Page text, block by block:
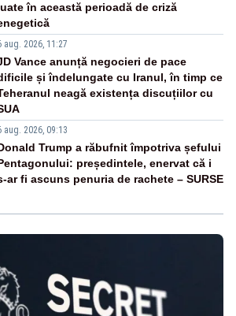
în această perioadă de criză
aug. 2026, 11:27
Vance anunță negocieri de pace
și îndelungate cu Iranul, în timp ce
neagă existența discuțiilor cu
aug. 2026, 09:13
Trump a răbufnit împotriva șefului
președintele, enervat că i
ar fi ascuns penuria de rachete – SURSE